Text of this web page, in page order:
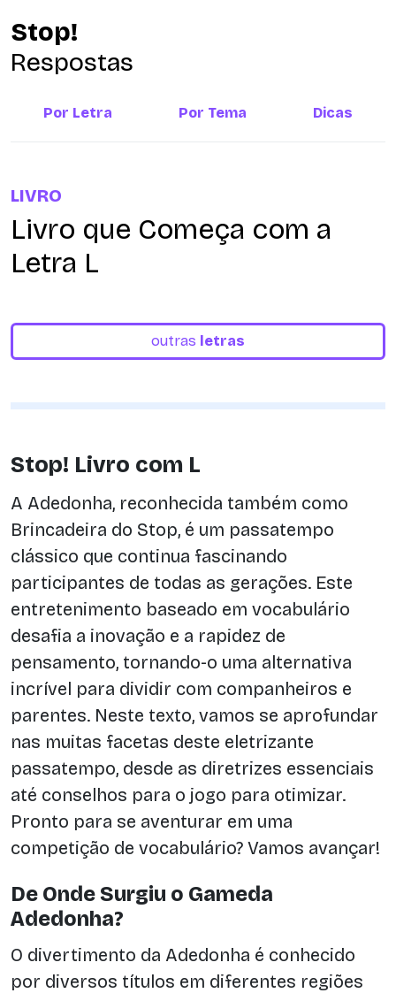
Stop!
Respostas
Por Letra Por Tema Dicas
LIVRO
Livro que Começa com a
Letra L
outras letras
Stop! Livro com L
A Adedonha, reconhecida também como
Brincadeira do Stop, é um passatempo
clássico que continua fascinando
participantes de todas as gerações. Este
entretenimento baseado em vocabulário
desafia a inovação e a rapidez de
pensamento, tornando-o uma alternativa
incrível para dividir com companheiros e
parentes. Neste texto, vamos se aprofundar
nas muitas facetas deste eletrizante
passatempo, desde as diretrizes essenciais
até conselhos para o jogo para otimizar.
Pronto para se aventurar em uma
competição de vocabulário? Vamos avançar!
De Onde Surgiu o Gameda
Adedonha?
O divertimento da Adedonha é conhecido
por diversos títulos em diferentes regiões